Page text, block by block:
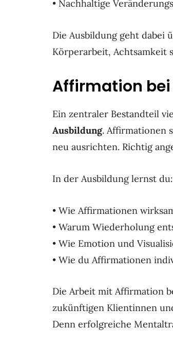
• Nachhaltige
Die Ausbildung geht dabei
Körperarbeit, Achtsamkeit
Affirmation
Ein zentraler Bestandteil
Ausbildung. Affirmationen
neu ausrichten. Richtig
In der Ausbildung lernst du:
• Wie Affirmationen
• Warum Wiederholung
• Wie Emotion und
• Wie du Affirmationen
Die Arbeit mit Affirmation
zukünftigen Klientinnen
Denn erfolgreiche